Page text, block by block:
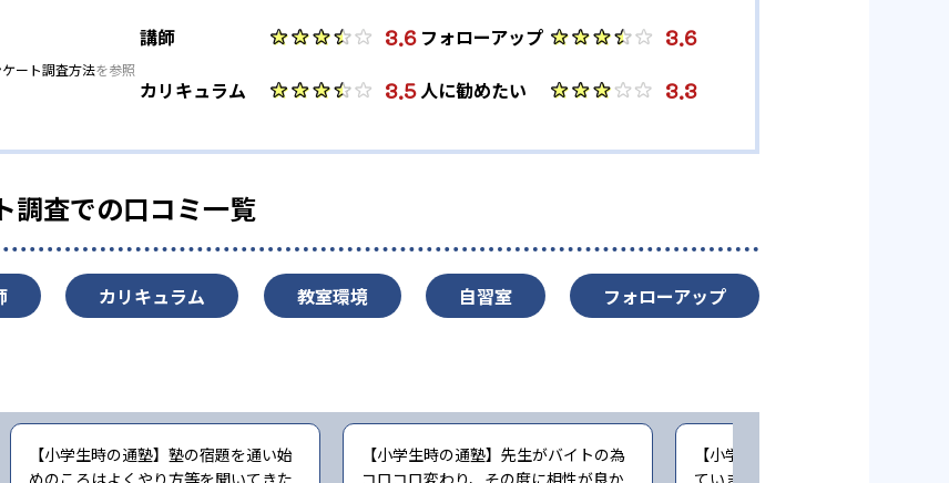
ート調査方法を参照
講師 3.6
カリキュラム 3.5
フォローアップ 3.6
人に勧めたい 3.3
調査での口コミ一覧
カリキュラム 教室環境 自習室 フォローアップ
【小学生時の通塾】塾の宿題を通い始
【小学生時の通塾】先生がバイトの為
【小学生時の通塾】最初は楽しく通